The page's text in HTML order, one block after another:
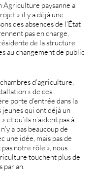
Agriculture paysanne a
» il y a déjà une
des absences de l’État
pas en charge,
de la structure.
au changement de public
d’agriculture,
» de ces
porte d’entrée dans la
qui ont déjà un
qu’ils n’aident pas à
a pas beaucoup de
une idée, mais pas de
notre rôle », nous
touchent plus de
par an.